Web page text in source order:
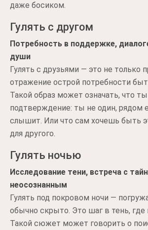
даже босиком.
Гулять с другом
Потребность в поддержке,
души
Гулять с друзьями — это не только
отражение острой потребности
Такой образ может означать, что
подтверждение: ты не один, рядом
слышит. Или что сам хочешь быть
для другого.
Гулять ночью
Исследование тени, встреча с
неосознанным
Гулять под покровом ночи —
обычно скрыто. Это шаг в тень, где
Такой сюжет может говорить о